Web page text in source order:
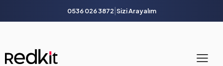
0536 026 3872 Sizi Arayalım